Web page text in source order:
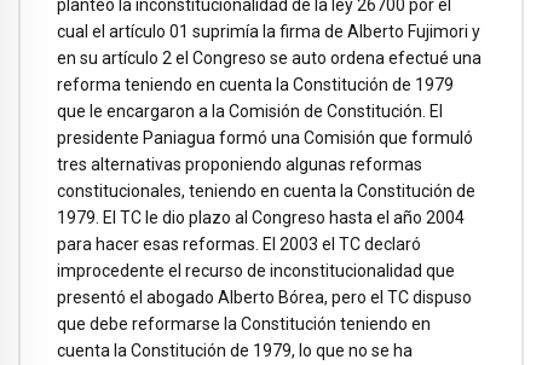
planteo la inconstitucionalidad de la ley 26700 por el
cual el artículo 01 suprimía la firma de Alberto Fujimori y
en su artículo 2 el Congreso se auto ordena efectué una
reforma teniendo en cuenta la Constitución de 1979
que le encargaron a la Comisión de Constitución. El
presidente Paniagua formó una Comisión que formuló
tres alternativas proponiendo algunas reformas
constitucionales, teniendo en cuenta la Constitución de
1979. El TC le dio plazo al Congreso hasta el año 2004
para hacer esas reformas. El 2003 el TC declaró
improcedente el recurso de inconstitucionalidad que
presentó el abogado Alberto Bórea, pero el TC dispuso
que debe reformarse la Constitución teniendo en
cuenta la Constitución de 1979, lo que no se ha